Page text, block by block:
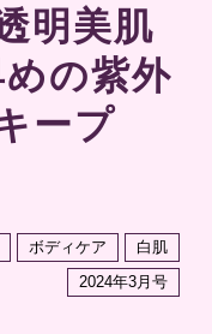
明美肌
の紫外
ープ
ボディケア
白肌
2024年3月号